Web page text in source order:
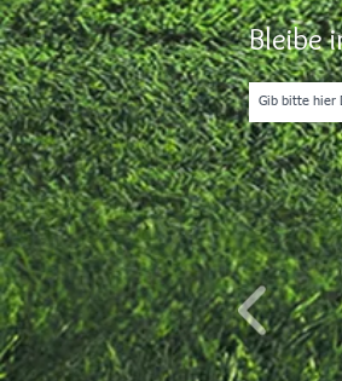
Bleibe